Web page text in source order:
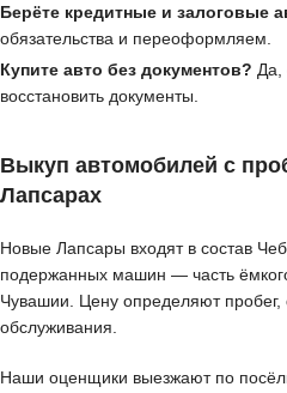
Берёте кредитные и залоговые
обязательства и переоформляем.
Купите авто без документов? Да,
восстановить документы.
Выкуп автомобилей с
Лапсарах
Новые Лапсары входят в состав
подержанных машин — часть
Чувашии. Цену определяют пробег,
обслуживания.
Наши оценщики выезжают по